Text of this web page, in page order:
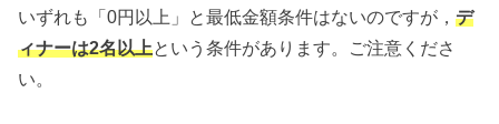
いずれも「0円以上」と最低金額条件はないのですが，デ
ィナーは2名以上という条件があります。ご注意くださ
い。